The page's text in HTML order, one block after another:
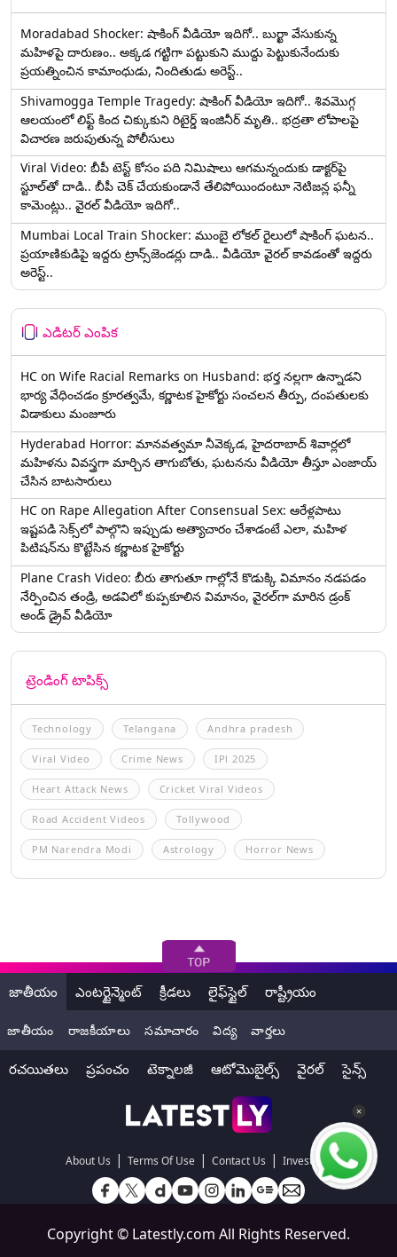
Moradabad Shocker: షాకింగ్ వీడియో ఇదిగో.. బుర్ఖా వేసుకున్న
మహిళపై దారుణం.. అక్కడ గట్టిగా పట్టుకుని ముద్దు పెట్టుకునేందుకు
ప్రయత్నించిన కామాంధుడు, నిందితుడు అరెస్ట్..
Shivamogga Temple Tragedy: షాకింగ్ వీడియో ఇదిగో.. శివమొగ్గ
ఆలయంలో లిఫ్ట్ కింద చిక్కుకుని రిటైర్డ్ ఇంజినీర్ మృతి.. భద్రతా లోపాలపై
విచారణ జరుపుతున్న పోలీసులు
Viral Video: బీపీ టెస్ట్‌ కోసం పది నిమిషాలు ఆగమన్నందుకు డాక్టర్‌పై
స్టూల్‌తో దాడి.. బీపీ చెక్ చేయకుండానే తేలిపోయిందంటూ నెటిజన్ల ఫన్నీ
కామెంట్లు.. వైరల్ వీడియో ఇదిగో..
Mumbai Local Train Shocker: ముంబై లోకల్ రైలులో షాకింగ్ ఘటన..
ప్రయాణికుడిపై ఇద్దరు ట్రాన్స్‌జెండర్లు దాడి.. వీడియో వైరల్ కావడంతో ఇద్దరు
అరెస్ట్..
ఎడిటర్ ఎంపిక
HC on Wife Racial Remarks on Husband: భర్త న‌ల్ల‌గా ఉన్నాడ‌ని
భార్య వేధించ‌డం క్రూర‌త్వ‌మే, కర్ణాటక హైకోర్టు సంచలన తీర్పు, దంపతులకు
విడాకులు మంజూరు
Hyderabad Horror: మానవత్వమా నీవెక్కడ, హైదరాబాద్ శివార్లలో
మహిళను వివస్త్రగా మార్చిన తాగుబోతు, ఘటనను వీడియో తీస్తూ ఎంజాయ్
చేసిన బాటసారులు
HC on Rape Allegation After Consensual Sex: ఆరేళ్లపాటు
ఇష్టపడి సెక్స్‌లో పాల్గొని ఇప్పుడు అత్యాచారం చేశాడంటే ఎలా, మహిళ
పిటిషన్‌ను కొట్టేసిన కర్ణాటక హైకోర్టు
Plane Crash Video: బీరు తాగుతూ గాల్లోనే కొడుక్కి విమానం నడపడం
నేర్పించిన తండ్రి, అడవిలో కుప్పకూలిన విమానం, వైరల్‌గా మారిన డ్రంక్‌
అండ్ డ్రైవ్ వీడియో
ట్రెండింగ్ టాపిక్స్
Technology Telangana Andhra pradesh
Viral Video Crime News IPl 2025
Heart Attack News Cricket Viral Videos
Road Accident Videos Tollywood
PM Narendra Modi Astrology Horror News
జాతీయం ఎంటర్టైన్మెంట్ క్రీడలు లైఫ్‌స్టైల్ రాష్ట్రీయం
జాతీయం రాజకీయాలు సమాచారం విద్య వార్తలు
రచయితలు ప్రపంచం టెక్నాలజీ ఆటోమొబైల్స్ వైరల్ సైన్స్
About Us | Terms Of Use | Contact Us | Investors
Copyright © Latestly.com All Rights Reserved.